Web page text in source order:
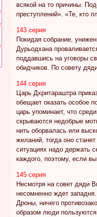
всякой на то причины.
преступлений». «Те, кто
143 серия
Покидая собрание,
Дурьодхана
поддавшись на уговоры
обидчиков. По совету
144 серия
Царь Дхритараштра
обещает оказать особое
царь упоминает, что
скрываются недобрые
нить оборвалась или
желаний, тогда оно
ситуациях надо держать
каждого, поэтому, если
145 серия
Несмотря на совет дяди
несомненно ждет
Дроны, ничего
образом люди пользуются